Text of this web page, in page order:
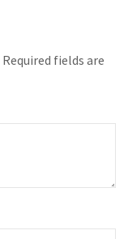
Required fields are